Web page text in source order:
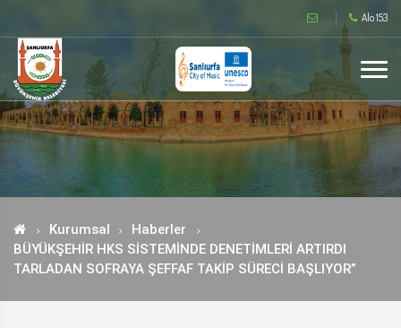
Alo 153
Kurumsal
Haberler
BÜYÜKŞEHİR HKS SİSTEMİNDE DENETİMLERİ ARTIRDI
TARLADAN SOFRAYA ŞEFFAF TAKİP SÜRECİ BAŞLIYOR”